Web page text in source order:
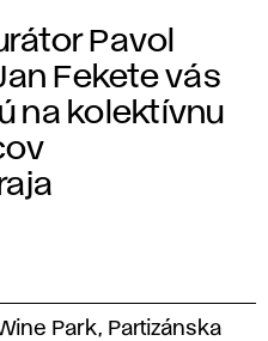
Pavol
Fekete vás
na kolektívnu
Park, Partizánska